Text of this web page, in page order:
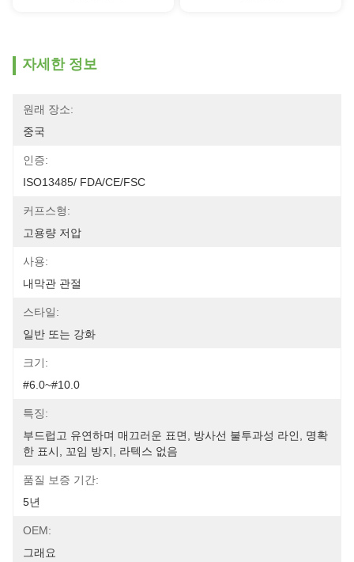
자세한 정보
원래 장소:
중국
인증:
ISO13485/ FDA/CE/FSC
커프스형:
고용량 저압
사용:
내막관 관절
스타일:
일반 또는 강화
크기:
#6.0~#10.0
특징:
부드럽고 유연하며 매끄러운 표면, 방사선 불투과성 라인, 명확
한 표시, 꼬임 방지, 라텍스 없음
품질 보증 기간:
5년
OEM:
그래요